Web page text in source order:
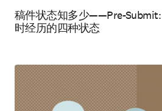
稿件状态知多少——Pre-
时经历的四种状态